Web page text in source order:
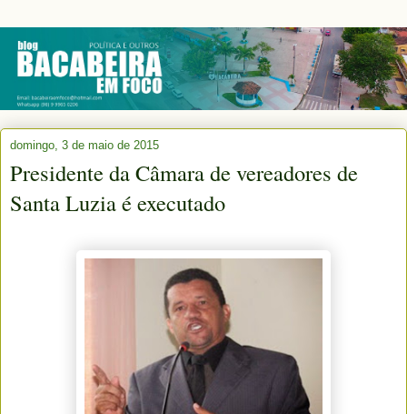
domingo, 3 de maio de 2015
Presidente da Câmara de vereadores de
Santa Luzia é executado